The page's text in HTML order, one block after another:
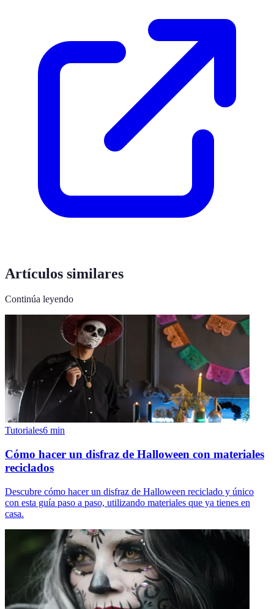
Artículos similares
Continúa leyendo
Tutoriales6 min
Cómo hacer un disfraz de Halloween con materiales
reciclados
Descubre cómo hacer un disfraz de Halloween reciclado y único
con esta guía paso a paso, utilizando materiales que ya tienes en
casa.